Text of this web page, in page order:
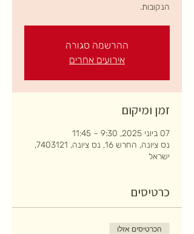
הנקובות.
ההרשמה סגורה
אירועים אחרים
זמן ומיקום
07 ביוני 2025, 9:30 – 11:45
נס ציונה, החרש 16, נס ציונה, 7403121,
ישראל
כרטיסים
הכרטיסים אזלו